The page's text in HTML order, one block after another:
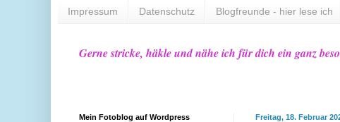
Impressum Datenschutz Blogfreunde - hier lese ich
Gerne stricke, häkle und nähe ich für dich ein ganz
Freitag, 18. Februar
Mein Fotoblog auf Wordpress